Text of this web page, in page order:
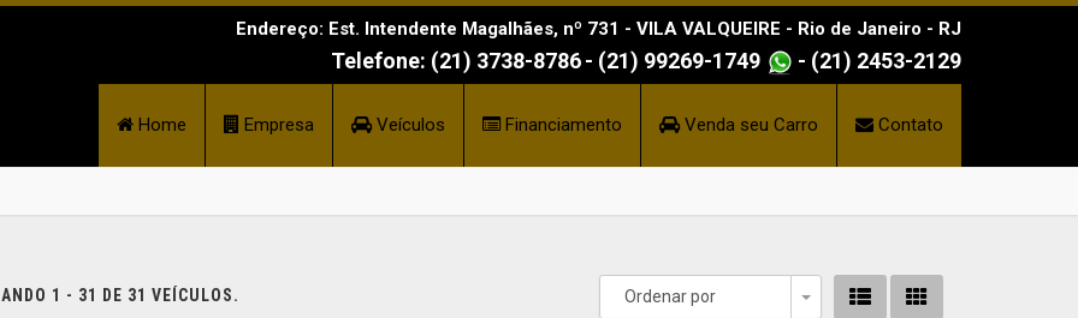
Endereço: Est. Intendente Magalhães, nº 731 - VILA VALQUEIRE - Rio de Janeiro - RJ
Telefone: (21) 3738-8786- (21) 99269-1749 - (21) 2453-2129
Home Empresa Veículos Financiamento Venda seu Carro Contato
1 - 31 DE 31 VEÍCULOS. Ordenar por
Toggle Dropdown